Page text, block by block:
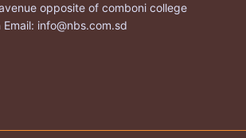
opposite of comboni college
info@nbs.com.sd